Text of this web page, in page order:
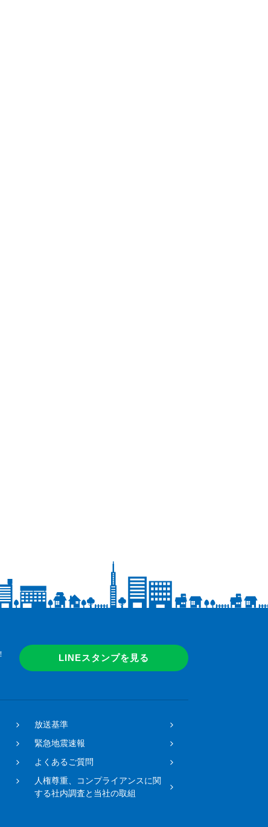
LINEスタンプを見る
放送基準
緊急地震速報
よくあるご質問
人権尊重、コンプライアンスに関
する社内調査と当社の取組